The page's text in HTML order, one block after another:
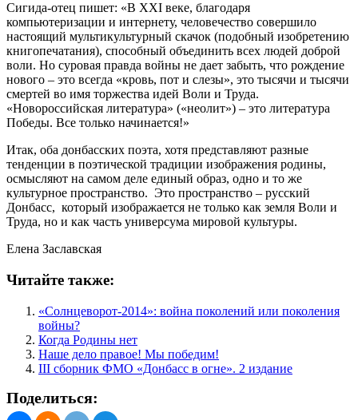
Сигида-отец пишет: «В XXI веке, благодаря
компьютеризации и интернету, человечество совершило
настоящий мультикультурный скачок (подобный изобретению
книгопечатания), способный объединить всех людей доброй
воли. Но суровая правда войны не дает забыть, что рождение
нового – это всегда «кровь, пот и слезы», это тысячи и тысячи
смертей во имя торжества идей Воли и Труда.
«Новороссийская литература» («неолит») – это литература
Победы. Все только начинается!»
Итак, оба донбасских поэта, хотя представляют разные
тенденции в поэтической традиции изображения родины,
осмысляют на самом деле единый образ, одно и то же
культурное пространство. Это пространство – русский
Донбасс, который изображается не только как земля Воли и
Труда, но и как часть универсума мировой культуры.
Елена Заславская
Читайте также:
«Солнцеворот-2014»: война поколений или поколения
войны?
Когда Родины нет
Наше дело правое! Мы победим!
III сборник ФМО «Донбасс в огне». 2 издание
Поделиться: